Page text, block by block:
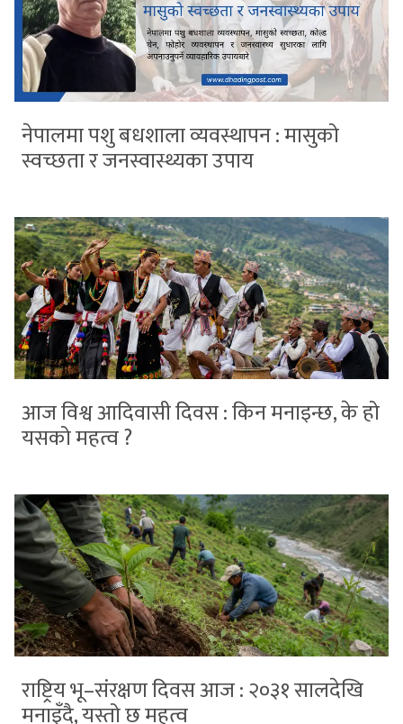
नेपालमा पशु बधशाला व्यवस्थापन : मासुको
स्वच्छता र जनस्वास्थ्यका उपाय
आज विश्व आदिवासी दिवस : किन मनाइन्छ, के हो
यसको महत्व ?
राष्ट्रिय भू–संरक्षण दिवस आज : २०३१ सालदेखि
मनाइँदै, यस्तो छ महत्व